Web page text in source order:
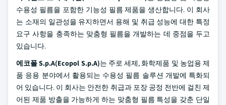
수용성 필름을 포함한 기능성 필름 제품을 생산합니다. 이 회사
는 소재의 일관성을 유지하면서 용해 및 취급 성능에 대한 특정
요구 사항을 충족하는 맞춤형 필름을 개발하는 데 중점을 두고
있습니다.
에코폴 S.p.A(Ecopol S.p.A)는 주로 세제, 화학제품 및 농업용 제
품 응용 분야에서 활용되는 수용성 필름 솔루션 개발에 특화되
어 있습니다. 이 회사는 안전한 취급과 포장 공정 전반에 걸친 제
어된 제품 방출을 가능하게 하는 맞춤형 필름 특성을 갖춘 단일